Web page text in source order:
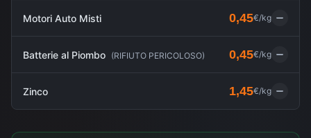
Motori Auto Misti 0,45€/kg
Batterie al Piombo (RIFIUTO PERICOLOSO) 0,45€/kg
Zinco 1,45€/kg